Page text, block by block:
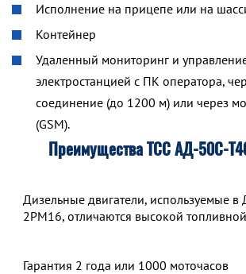
Исполнение на прицепе или на
Контейнер
Удаленный мониторинг и
электростанцией с ПК оператора,
соединение (до 1200 м) или через
(GSM).
Преимущества ТСС АД-50С-
Дизельные двигатели, используемые
2РМ16, отличаются высокой
Гарантия 2 года или 1000 моточасов